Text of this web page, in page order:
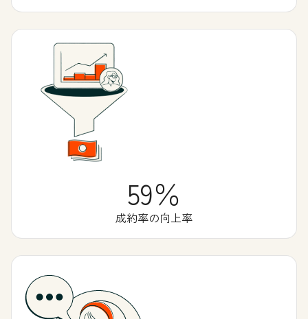
59％
成約率の向上率